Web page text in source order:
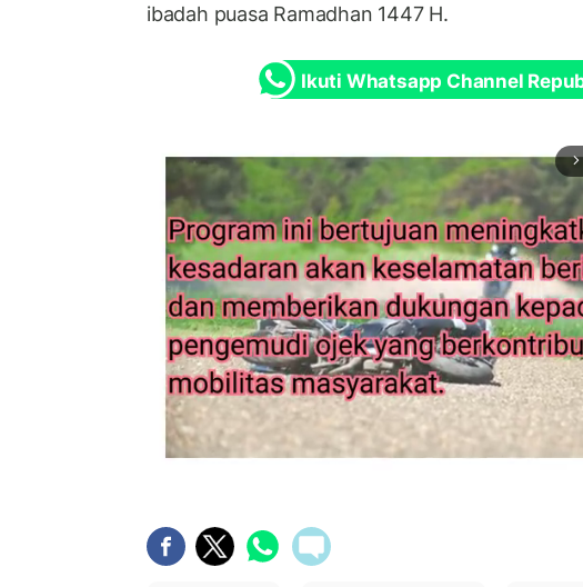
ibadah puasa Ramadhan 1447 H.
Ikuti Whatsapp Channel
arrow_forward_ios